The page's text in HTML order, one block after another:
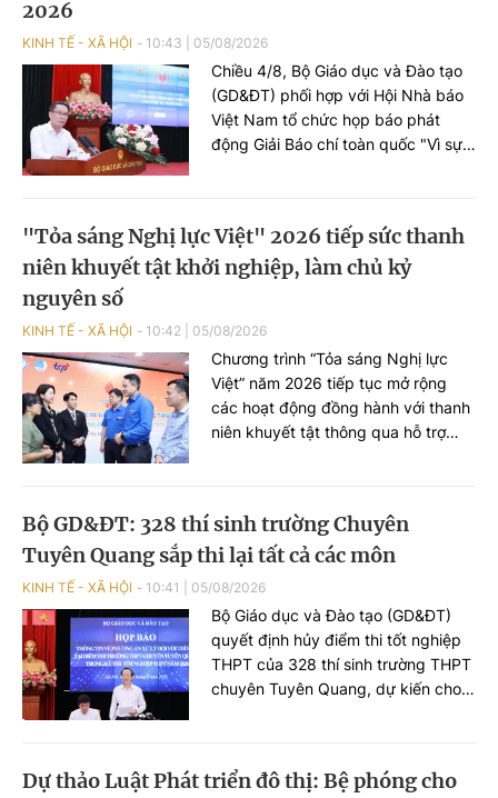
2026
KINH TẾ - XÃ HỘI 10:43 05/08/2026
Chiều 4/8, Bộ Giáo dục và Đào tạo
(GD&ĐT) phối hợp với Hội Nhà báo
Việt Nam tổ chức họp báo phát
động Giải Báo chí toàn quốc "Vì sự
"Tỏa sáng Nghị lực Việt" 2026 tiếp sức thanh
niên khuyết tật khởi nghiệp, làm chủ kỷ
nguyên số
KINH TẾ - XÃ HỘI 10:42 05/08/2026
Chương trình “Tỏa sáng Nghị lực
Việt” năm 2026 tiếp tục mở rộng
các hoạt động đồng hành với thanh
niên khuyết tật thông qua hỗ trợ
thần vượt khó, khẳng định bản lĩnh
và khát vọng cống hiến của người
trẻ khuyết tật.
Bộ GD&ĐT: 328 thí sinh trường Chuyên
Tuyên Quang sắp thi lại tất cả các môn
KINH TẾ - XÃ HỘI 10:41 05/08/2026
Bộ Giáo dục và Đào tạo (GD&ĐT)
quyết định hủy điểm thi tốt nghiệp
THPT của 328 thí sinh trường THPT
chuyên Tuyên Quang, dự kiến cho
diện Bộ Công an thông tin liên quan
Dự thảo Luật Phát triển đô thị: Bệ phóng cho